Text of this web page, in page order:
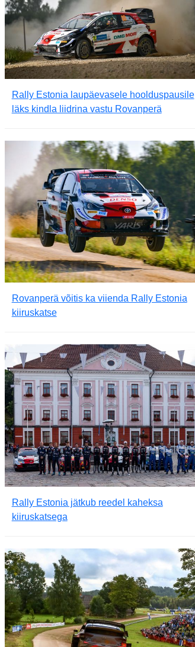
Rally Estonia laupäevasele hoolduspausile
läks kindla liidrina vastu Rovanperä
Rovanperä võitis ka viienda Rally Estonia
kiiruskatse
Rally Estonia jätkub reedel kaheksa
kiiruskatsega